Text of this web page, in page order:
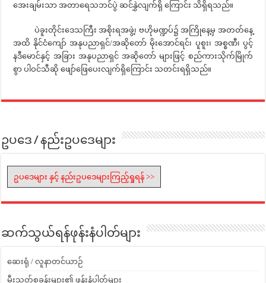
အေးချမ်းသာ အတာရေသဘင်ပွဲ ဆင်နွှဲလျက်ရှိ ကြောင်း သိရှိရသည်။
ပဲခူးတိုင်းဒေသကြီး အစိုးရအဖွဲ့၊ ဗဟိုမဏ္ဍပ်၌ အကြိုနေ့မှ အတတ်နေ့
အထိ နိုင်ငံကျော် အနုပညာရှင်/အဆိုတော် မိုးအောင်ရင်၊ ပူစူး၊ အစ္စဏီ၊ ပွင့်
နဒီမောင်နှင့် အခြား အနုပညာရှင် အဆိုတော် များဖြင့် စည်ကားသိုက်မြိုက်
စွာ ပါဝင်သီဆို ဖျော်ဖြေပေးလျက်ရှိကြောင်း သတင်းရရှိသည်။
ဥပဒေ / နည်းဥပဒေများ
ဥပဒေများ နှင့် နည်းဥပဒေများကြည့်ရှုရန် >>
ဆက်သွယ်ရန်ဖုန်းနံပါတ်များ
ဆေးရုံ / လူနာတင်ယာဉ်
မီးသတ်စခန်းများ၏ ဖုန်းနံပါတ်များ